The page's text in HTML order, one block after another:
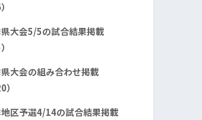
大会5/5の試合結果掲載
大会の組み合わせ掲載
区予選4/14の試合結果掲載